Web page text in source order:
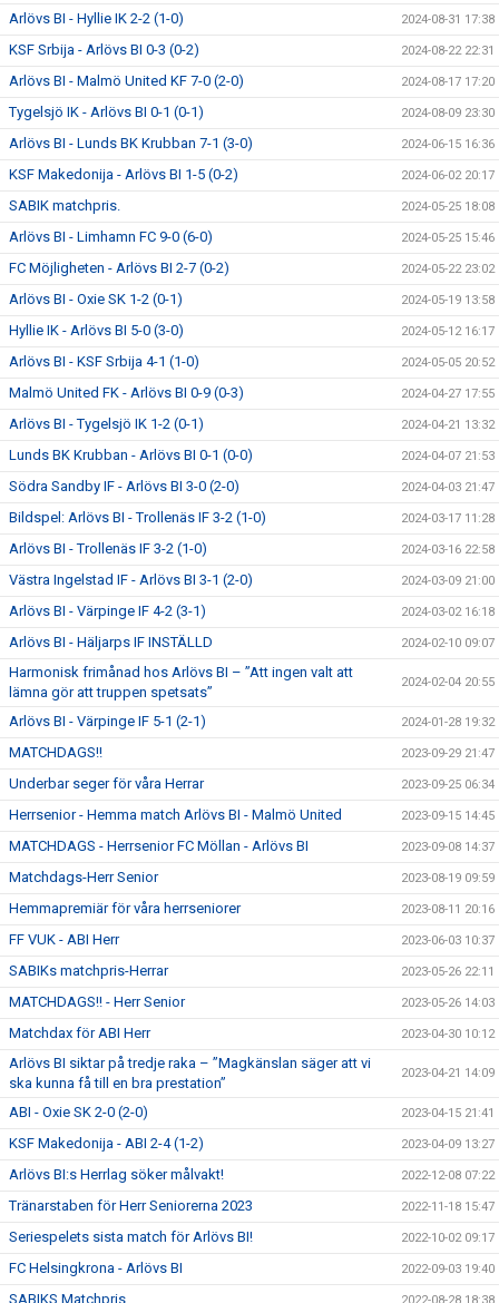
Arlövs BI - Hyllie IK 2-2 (1-0) 2024-08-31 17:38
KSF Srbija - Arlövs BI 0-3 (0-2) 2024-08-22 22:31
Arlövs BI - Malmö United KF 7-0 (2-0) 2024-08-17 17:20
Tygelsjö IK - Arlövs BI 0-1 (0-1) 2024-08-09 23:30
Arlövs BI - Lunds BK Krubban 7-1 (3-0) 2024-06-15 16:36
KSF Makedonija - Arlövs BI 1-5 (0-2) 2024-06-02 20:17
SABIK matchpris. 2024-05-25 18:08
Arlövs BI - Limhamn FC 9-0 (6-0) 2024-05-25 15:46
FC Möjligheten - Arlövs BI 2-7 (0-2) 2024-05-22 23:02
Arlövs BI - Oxie SK 1-2 (0-1) 2024-05-19 13:58
Hyllie IK - Arlövs BI 5-0 (3-0) 2024-05-12 16:17
Arlövs BI - KSF Srbija 4-1 (1-0) 2024-05-05 20:52
Malmö United FK - Arlövs BI 0-9 (0-3) 2024-04-27 17:55
Arlövs BI - Tygelsjö IK 1-2 (0-1) 2024-04-21 13:32
Lunds BK Krubban - Arlövs BI 0-1 (0-0) 2024-04-07 21:53
Södra Sandby IF - Arlövs BI 3-0 (2-0) 2024-04-03 21:47
Bildspel: Arlövs BI - Trollenäs IF 3-2 (1-0) 2024-03-17 11:28
Arlövs BI - Trollenäs IF 3-2 (1-0) 2024-03-16 22:58
Västra Ingelstad IF - Arlövs BI 3-1 (2-0) 2024-03-09 21:00
Arlövs BI - Värpinge IF 4-2 (3-1) 2024-03-02 16:18
Arlövs BI - Häljarps IF INSTÄLLD 2024-02-10 09:07
Harmonisk frimånad hos Arlövs BI – ”Att ingen valt att
lämna gör att truppen spetsats”
2024-02-04 20:55
Arlövs BI - Värpinge IF 5-1 (2-1) 2024-01-28 19:32
MATCHDAGS!! 2023-09-29 21:47
Underbar seger för våra Herrar 2023-09-25 06:34
Herrsenior - Hemma match Arlövs BI - Malmö United 2023-09-15 14:45
MATCHDAGS - Herrsenior FC Möllan - Arlövs BI 2023-09-08 14:37
Matchdags-Herr Senior 2023-08-19 09:59
Hemmapremiär för våra herrseniorer 2023-08-11 20:16
FF VUK - ABI Herr 2023-06-03 10:37
SABIKs matchpris-Herrar 2023-05-26 22:11
MATCHDAGS!! - Herr Senior 2023-05-26 14:03
Matchdax för ABI Herr 2023-04-30 10:12
Arlövs BI siktar på tredje raka – ”Magkänslan säger att vi
ska kunna få till en bra prestation”
2023-04-21 14:09
ABI - Oxie SK 2-0 (2-0) 2023-04-15 21:41
KSF Makedonija - ABI 2-4 (1-2) 2023-04-09 13:27
Arlövs BI:s Herrlag söker målvakt! 2022-12-08 07:22
Tränarstaben för Herr Seniorerna 2023 2022-11-18 15:47
Seriespelets sista match för Arlövs BI! 2022-10-02 09:17
FC Helsingkrona - Arlövs BI 2022-09-03 19:40
SABIKS Matchpris